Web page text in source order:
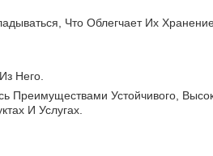
Что Облегчает Их
Него.
Устойчивого,
И Услугах.